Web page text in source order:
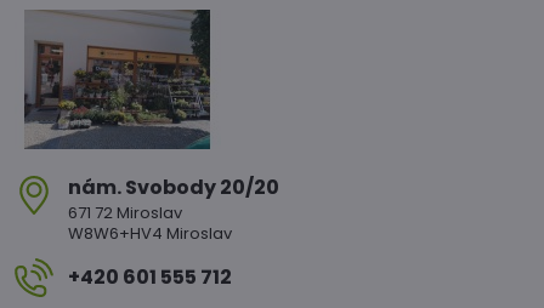
nám​. Svobody 20/20
671 72 Miroslav
W8W6+HV4 Miroslav
+420 601 555 712